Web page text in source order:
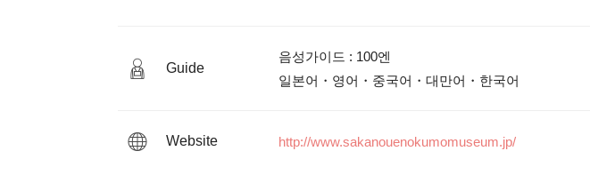
Guide
음성가이드 : 100엔
Website http://www.sakanouenokumomuseum.jp/